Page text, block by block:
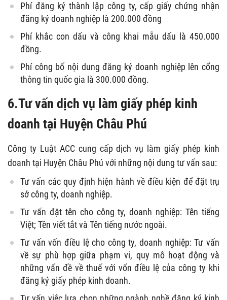
Phí đăng ký thành lập công ty, cấp giấy chứng nhận
đăng ký doanh nghiệp là 200.000 đồng
Phí khắc con dấu và công khai mẫu dấu là 450.000
đồng.
Phí công bố nội dung đăng ký doanh nghiệp lên cổng
thông tin quốc gia là 300.000 đồng.
6.Tư vấn dịch vụ làm giấy phép kinh
doanh tại Huyện Châu Phú
Công ty Luật ACC cung cấp dịch vụ làm giấy phép kinh
doanh tại Huyện Châu Phú với những nội dung tư vấn sau:
Tư vấn các quy định hiện hành về điều kiện để đặt trụ
sở công ty, doanh nghiệp.
Tư vấn đặt tên cho công ty, doanh nghiệp: Tên tiếng
Việt; Tên viết tắt và Tên tiếng nước ngoài.
Tư vấn vốn điều lệ cho công ty, doanh nghiệp: Tư vấn
về sự phù hợp giữa phạm vi, quy mô hoạt động và
những vấn đề về thuế với vốn điều lệ của công ty khi
đăng ký giấy phép kinh doanh.